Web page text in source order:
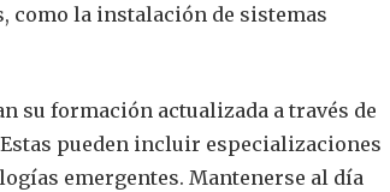
como la instalación de sistemas
su formación actualizada a través de
pueden incluir especializaciones
emergentes. Mantenerse al día